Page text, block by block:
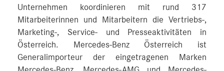
Unternehmen koordinieren mit rund 317
Mitarbeiterinnen und Mitarbeitern die Vertriebs-,
Marketing-, Service- und Presseaktivitäten in
Österreich. Mercedes-Benz Österreich ist
Generalimporteur der eingetragenen Marken